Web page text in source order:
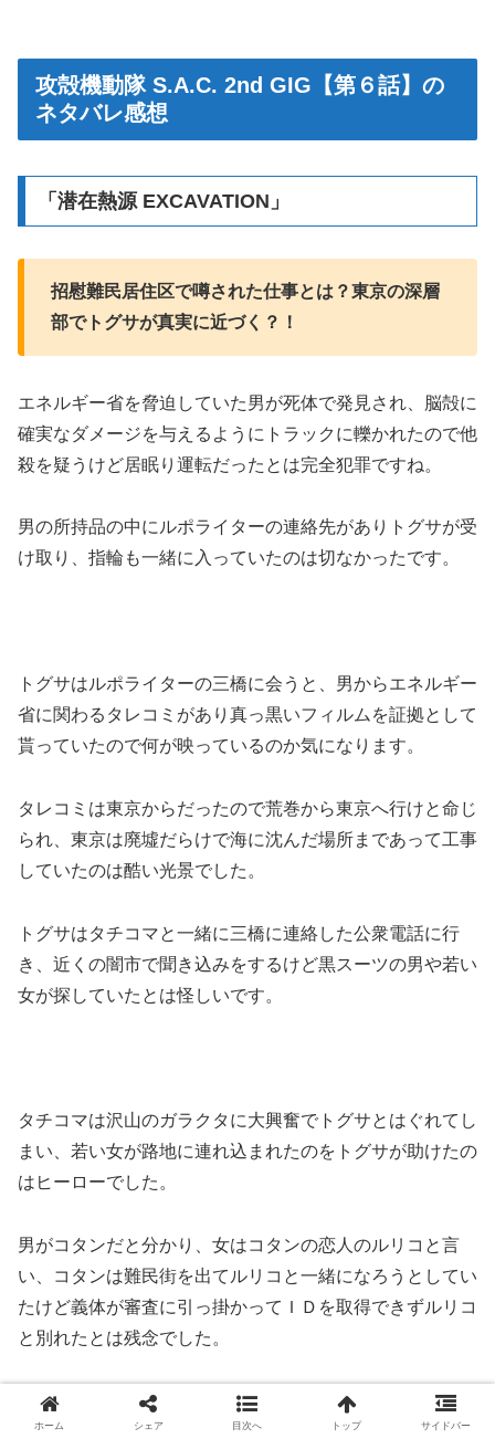
攻殻機動隊 S.A.C. 2nd GIG【第６話】の
ネタバレ感想
「潜在熱源 EXCAVATION」
招慰難民居住区で噂された仕事とは？東京の深層
部でトグサが真実に近づく？！
エネルギー省を脅迫していた男が死体で発見され、脳殻に
確実なダメージを与えるようにトラックに轢かれたので他
殺を疑うけど居眠り運転だったとは完全犯罪ですね。
男の所持品の中にルポライターの連絡先がありトグサが受
け取り、指輪も一緒に入っていたのは切なかったです。
トグサはルポライターの三橋に会うと、男からエネルギー
省に関わるタレコミがあり真っ黒いフィルムを証拠として
貰っていたので何が映っているのか気になります。
タレコミは東京からだったので荒巻から東京へ行けと命じ
られ、東京は廃墟だらけで海に沈んだ場所まであって工事
していたのは酷い光景でした。
トグサはタチコマと一緒に三橋に連絡した公衆電話に行
き、近くの闇市で聞き込みをするけど黒スーツの男や若い
女が探していたとは怪しいです。
タチコマは沢山のガラクタに大興奮でトグサとはぐれてし
まい、若い女が路地に連れ込まれたのをトグサが助けたの
はヒーローでした。
男がコタンだと分かり、女はコタンの恋人のルリコと言
い、コタンは難民街を出てルリコと一緒になろうとしてい
たけど義体が審査に引っ掛かってＩＤを取得できずルリコ
と別れたとは残念でした。
ホーム シェア 目次へ トップ サイドバー